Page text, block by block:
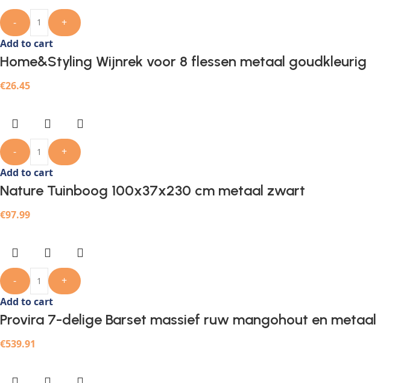
-
+
Add to cart
Home&Styling Wijnrek voor 8 flessen metaal goudkleurig
€26.45
-
+
Add to cart
Nature Tuinboog 100x37x230 cm metaal zwart
€97.99
-
+
Add to cart
Provira 7-delige Barset massief ruw mangohout en metaal
€539.91